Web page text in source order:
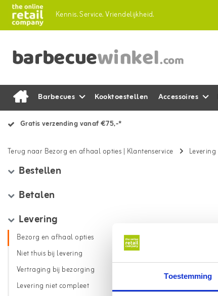
Toestemming
Kennis.Service.Vriendelijkheid.
Barbecues Kooktoestellen Accessoires
Gratis verzending vanaf €75,-*
Terug naar Bezorg en afhaal opties | Klantenservice Levering
Bestellen
Betalen
Levering
Bezorg en afhaal opties
Niet thuis bij levering
Vertraging bij bezorging
Levering niet compleet